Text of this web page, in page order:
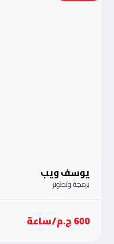
يوسف ويب
برمجة وتطوير
600 ج.م/ساعة